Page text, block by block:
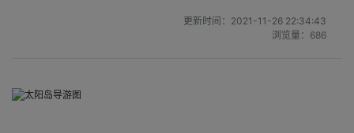
更新时间： 2021-11-26 22:34:43
浏览量： 686